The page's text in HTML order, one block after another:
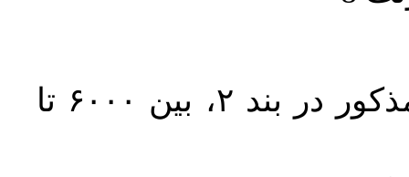
حجم کل مقاله با احتساب تمام بخش‌های مذکور در بند ۲، بین ۶۰۰۰ تا